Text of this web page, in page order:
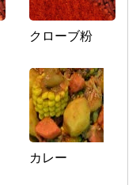
クローブ粉
カレー